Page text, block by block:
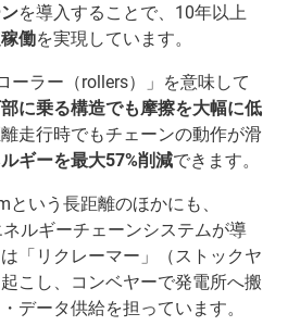
を導入することで、10年以上
働を実現しています。
ーラー（rollers）」を意味して
に乗る構造でも摩擦を大幅に低
走行時でもチェーンの動作が滑
ギーを最大57%削減できます。
いう長距離のほかにも、
ルギーチェーンシステムが導
「リクレーマー」（ストックヤ
こし、コンベヤーで発電所へ搬
データ供給を担っています。